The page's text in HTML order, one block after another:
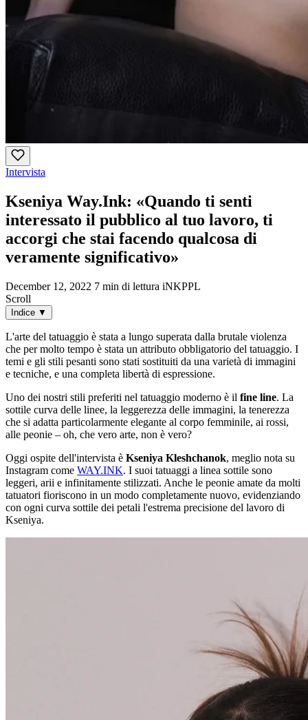
Intervista
Kseniya Way.Ink: «Quando ti senti
interessato il pubblico al tuo lavoro, ti
accorgi che stai facendo qualcosa di
veramente significativo»
December 12, 2022 7 min di lettura iNKPPL
Scroll
Indice ▼
L'arte del tatuaggio è stata a lungo superata dalla brutale violenza
che per molto tempo è stata un attributo obbligatorio del tatuaggio. I
temi e gli stili pesanti sono stati sostituiti da una varietà di immagini
e tecniche, e una completa libertà di espressione.
Uno dei nostri stili preferiti nel tatuaggio moderno è il fine line. La
sottile curva delle linee, la leggerezza delle immagini, la tenerezza
che si adatta particolarmente elegante al corpo femminile, ai rossi,
alle peonie – oh, che vero arte, non è vero?
Oggi ospite dell'intervista è Kseniya Kleshchanok, meglio nota su
Instagram come WAY.INK. I suoi tatuaggi a linea sottile sono
leggeri, arii e infinitamente stilizzati. Anche le peonie amate da molti
tatuatori fioriscono in un modo completamente nuovo, evidenziando
con ogni curva sottile dei petali l'estrema precisione del lavoro di
Kseniya.